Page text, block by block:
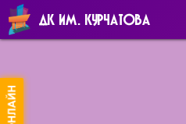
ДК ИМ. КУРЧАТОВА